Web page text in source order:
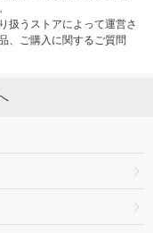
扱うストアによって運営さ
、ご購入に関するご質問